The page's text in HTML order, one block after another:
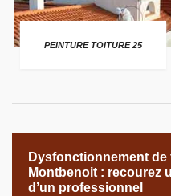
PEINTURE TOITURE 25
Dysfonctionnement de
Montbenoit : recourez
d’un professionnel